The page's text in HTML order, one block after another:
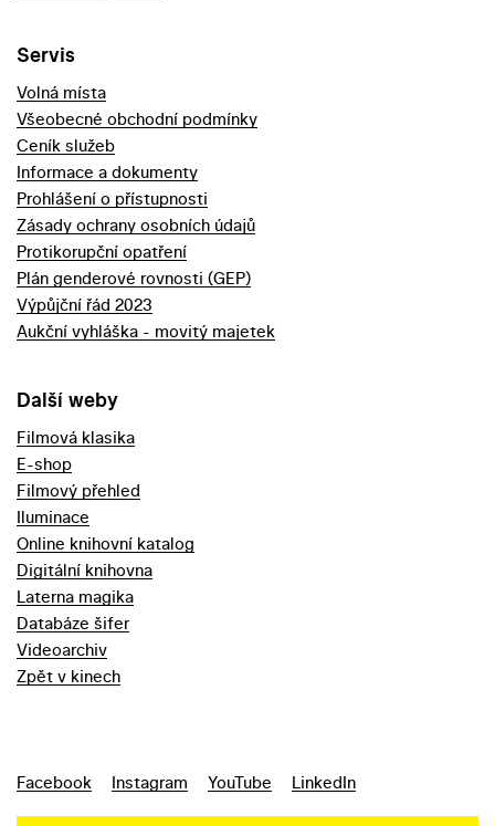
Servis
Volná místa
Všeobecné obchodní podmínky
Ceník služeb
Informace a dokumenty
Prohlášení o přístupnosti
Zásady ochrany osobních údajů
Protikorupční opatření
Plán genderové rovnosti (GEP)
Výpůjční řád 2023
Aukční vyhláška - movitý majetek
Další weby
Filmová klasika
E-shop
Filmový přehled
Iluminace
Online knihovní katalog
Digitální knihovna
Laterna magika
Databáze šifer
Videoarchiv
Zpět v kinech
Facebook Instagram YouTube LinkedIn